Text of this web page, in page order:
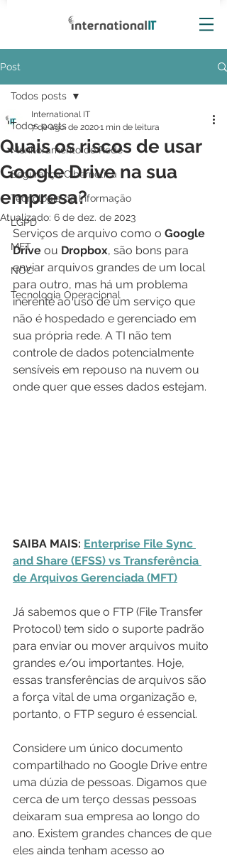
Post
Todos posts
Monitoramento de Rede
Segurança Cibernética
Tecnologia da Informação
LGPD
MFT
NOC
Tecnologia Operacional
Todos posts
Quais os riscos de usar
Google Drive na sua
empresa?
International IT
7 de ago. de 20201 min de leitura
Atualizado: 6 de dez. de 2023
Serviços de arquivo como o Google
Drive ou Dropbox, são bons para
enviar arquivos grandes de um local
para outro, mas há um problema
inerente ao uso de um serviço que
não é hospedado e gerenciado em
sua própria rede. A TI não tem
controle de dados potencialmente
sensíveis em repouso na nuvem ou
onde quer que esses dados estejam.
SAIBA MAIS: Enterprise File Sync
and Share (EFSS) vs Transferência
de Arquivos Gerenciada (MFT)
Já sabemos que o FTP (File Transfer
Protocol) tem sido o suporte padrão
para enviar ou mover arquivos muito
grandes e/ou importantes. Hoje,
essas transferências de arquivos são
a força vital de uma organização e,
portanto, o FTP seguro é essencial.
Considere um único documento
compartilhado no Google Drive entre
uma dúzia de pessoas. Digamos que
cerca de um terço dessas pessoas
deixaram sua empresa ao longo do
ano. Existem grandes chances de que
eles ainda tenham acesso ao